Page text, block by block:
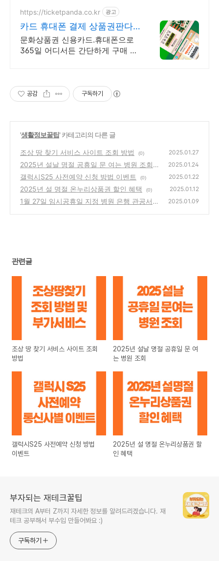
품 구성, 최대 12%할인!
https://ticketpanda.co.kr 광고
카드 휴대폰 결제 상품권판다
신용카드 휴대폰 결제 지원
문화상품권 신용카드.휴대폰으로
365일 어디서든 간단하게 구매 하
공감 구독하기
'생활정보꿀팁' 카테고리의 다른 글
조상 땅 찾기 서비스 사이트 조회 방법 (0) 2025.01.27
2025년 설날 명절 공휴일 문 여는 병원 조회
(0)
2025.01.24
갤럭시S25 사전예약 신청 방법 이벤트 (0) 2025.01.22
2025년 설 명절 온누리상품권 할인 혜택 (0) 2025.01.12
1월 27일 임시공휴일 지정 병원 은행 관공서
2025.01.09
관련글
조상 땅 찾기 서비스 사이트 조회
방법
2025년 설날 명절 공휴일 문 여
는 병원 조회
갤럭시S25 사전예약 신청 방법
이벤트
2025년 설 명절 온누리상품권 할
인 혜택
부자되는 재테크꿀팁
재테크의 A부터 Z까지 자세한 정보를 알려드리겠습니다. 재
테크 공부해서 부수입 만들어봐요 :)
구독하기